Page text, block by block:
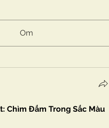
Om
Chìm Đắm Trong Sắc Màu